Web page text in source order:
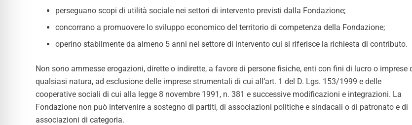
perseguano scopi di utilità sociale nei settori di intervento previsti dalla Fondazione;
concorrano a promuovere lo sviluppo economico del territorio di competenza della Fondazione;
operino stabilmente da almeno 5 anni nel settore di intervento cui si riferisce la richiesta di contributo.
Non sono ammesse erogazioni, dirette o indirette, a favore di persone fisiche, enti con fini di lucro o imprese
qualsiasi natura, ad esclusione delle imprese strumentali di cui all’art. 1 del D. Lgs. 153/1999 e delle
cooperative sociali di cui alla legge 8 novembre 1991, n. 381 e successive modificazioni e integrazioni. La
Fondazione non può intervenire a sostegno di partiti, di associazioni politiche e sindacali o di patronato e di
associazioni di categoria.